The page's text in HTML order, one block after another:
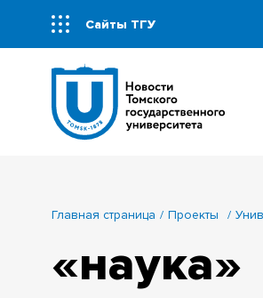
Сайты ТГУ
Главная страница Проекты
«наука»